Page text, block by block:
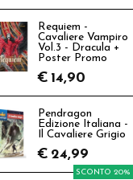
Requiem -
Cavaliere Vampiro
Vol.3 - Dracula +
Poster Promo
€ 14,90
Pendragon
Edizione Italiana -
Il Cavaliere Grigio
€ 24,99
SCONTO 20%